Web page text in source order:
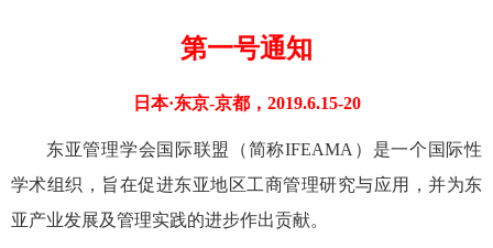
第一号通知
日本·东京-京都，2019.6.15-20
东亚管理学会国际联盟（简称IFEAMA ）是一个国际性
学术组织，旨在促进东亚地区工商管理研究与应用，并为东
亚产业发展及管理实践的进步作出贡献。